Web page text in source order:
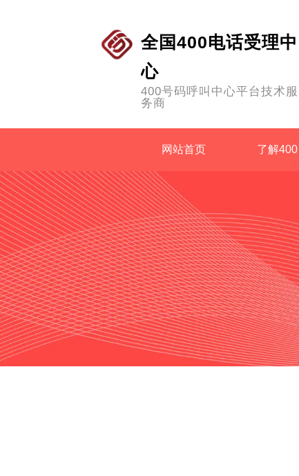
全国400电话受理中
心
400号码呼叫中心平台技术服
务商
网站首页 了解400